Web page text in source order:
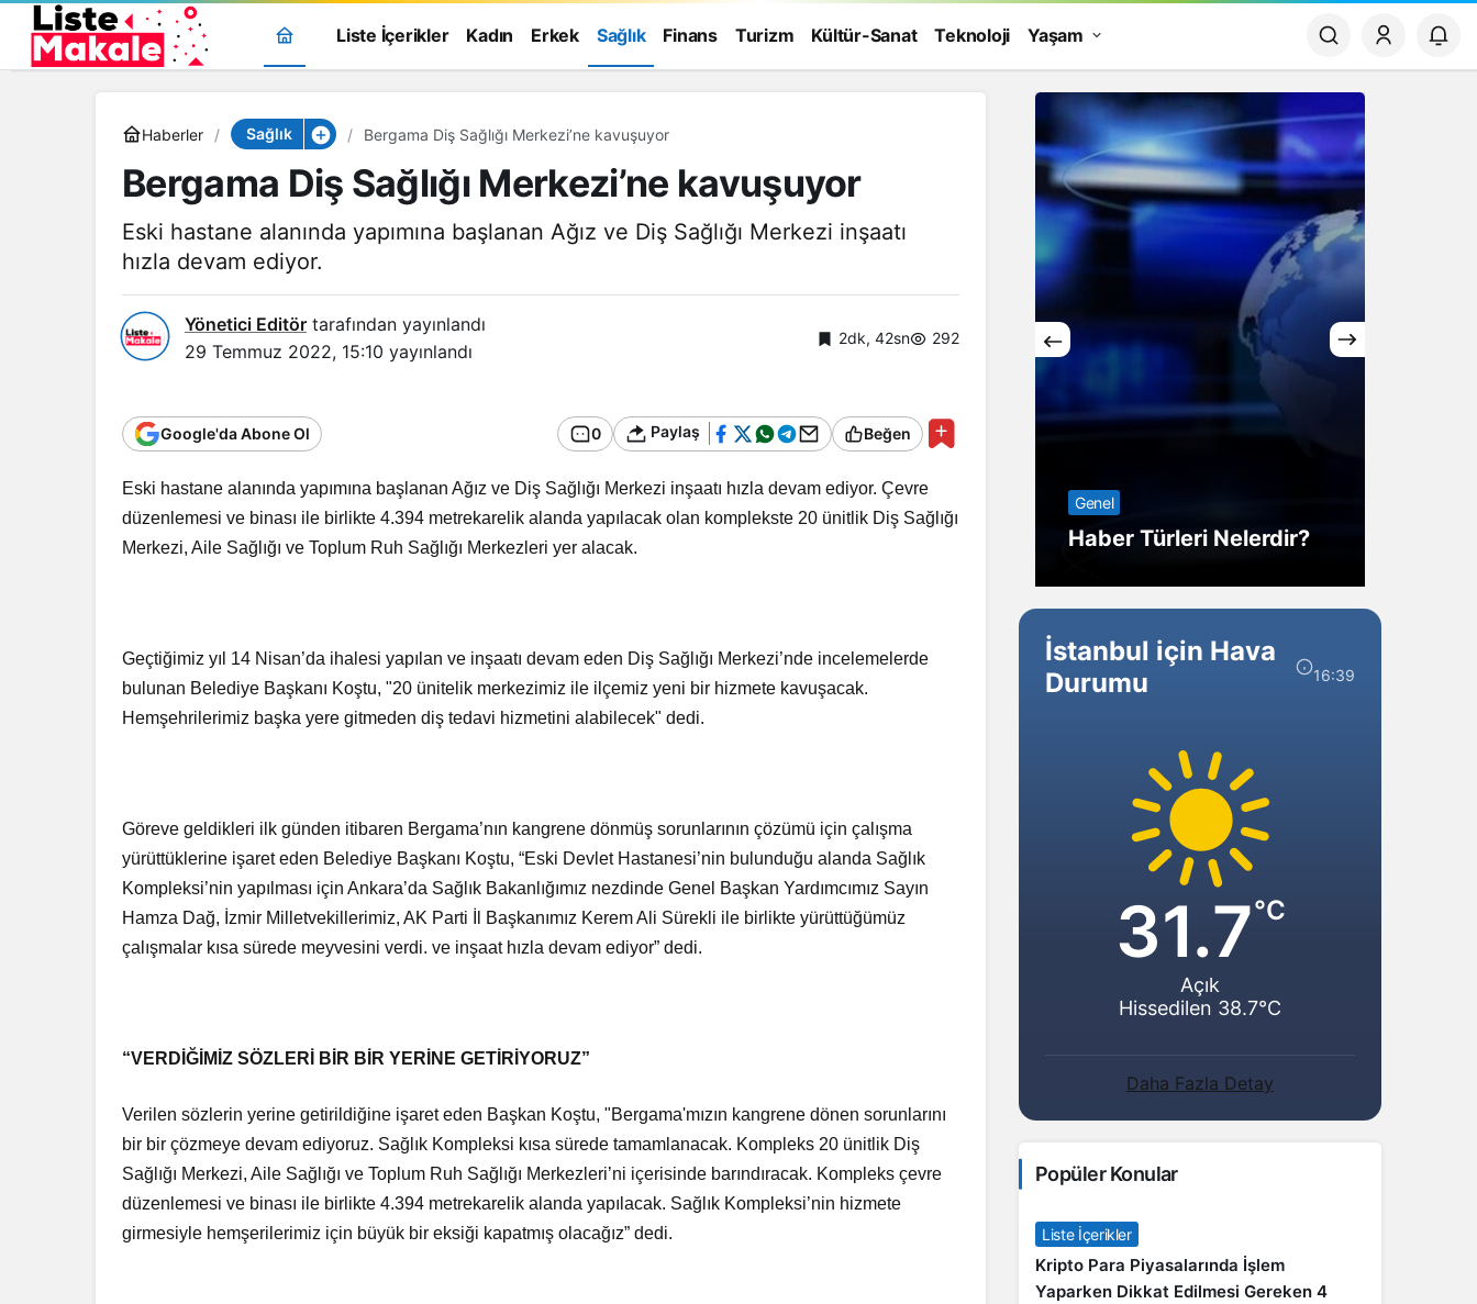
Liste İçerikler Kadın Erkek Sağlık Finans Turizm Kültür-Sanat Teknoloji Yaşam
Haberler Sağlık Bergama Diş Sağlığı Merkezi’ne kavuşuyor
Bergama Diş Sağlığı Merkezi’ne kavuşuyor
Eski hastane alanında yapımına başlanan Ağız ve Diş Sağlığı Merkezi inşaatı
hızla devam ediyor.
Yönetici Editör tarafından yayınlandı
29 Temmuz 2022, 15:10 yayınlandı
2dk, 42sn 292
Google'da Abone Ol 0 Paylaş Beğen
Eski hastane alanında yapımına başlanan Ağız ve Diş Sağlığı Merkezi inşaatı hızla devam ediyor. Çevre
düzenlemesi ve binası ile birlikte 4.394 metrekarelik alanda yapılacak olan komplekste 20 ünitlik Diş Sağlığı
Merkezi, Aile Sağlığı ve Toplum Ruh Sağlığı Merkezleri yer alacak.
Geçtiğimiz yıl 14 Nisan’da ihalesi yapılan ve inşaatı devam eden Diş Sağlığı Merkezi’nde incelemelerde
bulunan Belediye Başkanı Koştu, "20 ünitelik merkezimiz ile ilçemiz yeni bir hizmete kavuşacak.
Hemşehrilerimiz başka yere gitmeden diş tedavi hizmetini alabilecek" dedi.
Göreve geldikleri ilk günden itibaren Bergama’nın kangrene dönmüş sorunlarının çözümü için çalışma
yürüttüklerine işaret eden Belediye Başkanı Koştu, “Eski Devlet Hastanesi’nin bulunduğu alanda Sağlık
Kompleksi’nin yapılması için Ankara’da Sağlık Bakanlığımız nezdinde Genel Başkan Yardımcımız Sayın
Hamza Dağ, İzmir Milletvekillerimiz, AK Parti İl Başkanımız Kerem Ali Sürekli ile birlikte yürüttüğümüz
çalışmalar kısa sürede meyvesini verdi. ve inşaat hızla devam ediyor” dedi.
“VERDİĞİMİZ SÖZLERİ BİR BİR YERİNE GETİRİYORUZ”
Verilen sözlerin yerine getirildiğine işaret eden Başkan Koştu, "Bergama'mızın kangrene dönen sorunlarını
bir bir çözmeye devam ediyoruz. Sağlık Kompleksi kısa sürede tamamlanacak. Kompleks 20 ünitlik Diş
Sağlığı Merkezi, Aile Sağlığı ve Toplum Ruh Sağlığı Merkezleri’ni içerisinde barındıracak. Kompleks çevre
düzenlemesi ve binası ile birlikte 4.394 metrekarelik alanda yapılacak. Sağlık Kompleksi’nin hizmete
girmesiyle hemşerilerimiz için büyük bir eksiği kapatmış olacağız” dedi.
Bir Erkek Bir Kadına Ne
Genel
Haber Türleri Nelerdir?
İstanbul için Hava
Durumu
16:39
31.7°C
Açık
Hissedilen 38.7°C
Daha Fazla Detay
Popüler Konular
Liste İçerikler
Kripto Para Piyasalarında İşlem
Yaparken Dikkat Edilmesi Gereken 4